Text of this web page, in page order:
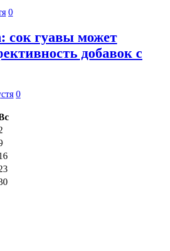
0
сок гуавы может
добавок с
0